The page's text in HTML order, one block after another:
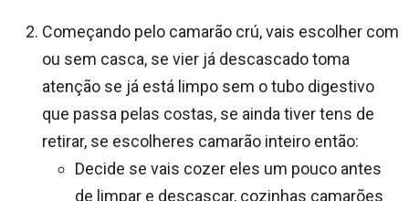
Começando pelo camarão crú, vais escolher com
ou sem casca, se vier já descascado toma
atenção se já está limpo sem o tubo digestivo
que passa pelas costas, se ainda tiver tens de
retirar, se escolheres camarão inteiro então:
Decide se vais cozer eles um pouco antes
de limpar e descascar, cozinhas camarões